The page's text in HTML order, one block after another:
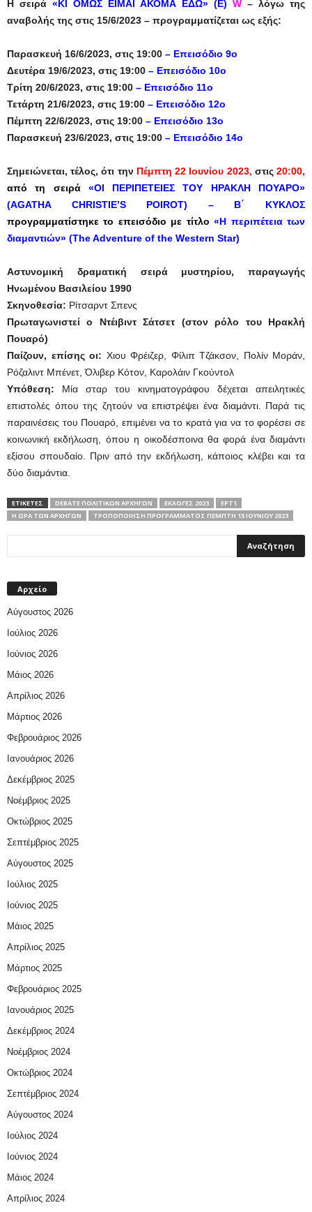
Η σειρά «ΚΙ ΟΜΩΣ ΕΙΜΑΙ ΑΚΟΜΑ ΕΔΩ» (Ε) W – λόγω της
αναβολής της στις 15/6/2023 – προγραμματίζεται ως εξής:
Παρασκευή 16/6/2023, στις 19:00 – Επεισόδιο 9ο
Δευτέρα 19/6/2023, στις 19:00 – Επεισόδιο 10ο
Τρίτη 20/6/2023, στις 19:00 – Επεισόδιο 11ο
Τετάρτη 21/6/2023, στις 19:00 – Επεισόδιο 12ο
Πέμπτη 22/6/2023, στις 19:00 – Επεισόδιο 13ο
Παρασκευή 23/6/2023, στις 19:00 – Επεισόδιο 14ο
Σημειώνεται, τέλος, ότι την Πέμπτη 22 Ιουνίου 2023, στις20:00,
από τη σειρά
«ΟΙ ΠΕΡΙΠΕΤΕΙΕΣ ΤΟΥ ΗΡΑΚΛΗ ΠΟΥΑΡΟ»
(AGATHA CHRISTIE’S POIROT) – Β΄ ΚΥΚΛΟΣ
προγραμματίστηκετο επεισόδιο με τίτλο «Η περιπέτεια των
διαμαντιών» (Τhe Adventure of the Western Star)
Αστυνομική δραματική σειρά μυστηρίου, παραγωγής
Ηνωμένου Βασιλείου 1990
Σκηνοθεσία: Ρίτσαρντ Σπενς
Πρωταγωνιστεί ο Ντέιβιντ Σάτσετ (στον ρόλο του Ηρακλή
Πουαρό)
Παίζουν, επίσης οι: Χιου Φρέιζερ, Φίλιπ Τζάκσον, Πολίν Μοράν,
Ρόζαλιντ Μπένετ, Όλιβερ Κότον, Καρολάιν Γκούντολ
Υπόθεση: Μία σταρ του κινηματογράφου δέχεται απειλητικές
επιστολές όπου της ζητούν να επιστρέψει ένα διαμάντι. Παρά τις
παραινέσεις του Πουαρό, επιμένει να το κρατά για να το φορέσει σε
κοινωνική εκδήλωση, όπου η οικοδέσποινα θα φορά ένα διαμάντι
εξίσου σπουδαίο. Πριν από την εκδήλωση, κάποιος κλέβει και τα
δύο διαμάντια.
ΕΤΙΚΕΤΕΣ DEBATE ΠΟΛΙΤΙΚΏΝ ΑΡΧΗΓΏΝ ΕΚΛΟΓΈΣ 2023
ΕΡΤ1
Η ΩΡΑ ΤΩΝ ΑΡΧΗΓΩΝ
ΤΡΟΠΟΠΟΊΗΣΗ ΠΡΟΓΡΆΜΜΑΤΟΣ ΠΈΜΠΤΗ 15 ΙΟΥΝΊΟΥ 2023
Αρχείο
Αύγουστος 2026
Ιούλιος 2026
Ιούνιος 2026
Μάιος 2026
Απρίλιος 2026
Μάρτιος 2026
Φεβρουάριος 2026
Ιανουάριος 2026
Δεκέμβριος 2025
Νοέμβριος 2025
Οκτώβριος 2025
Σεπτέμβριος 2025
Αύγουστος 2025
Ιούλιος 2025
Ιούνιος 2025
Μάιος 2025
Απρίλιος 2025
Μάρτιος 2025
Φεβρουάριος 2025
Ιανουάριος 2025
Δεκέμβριος 2024
Νοέμβριος 2024
Οκτώβριος 2024
Σεπτέμβριος 2024
Αύγουστος 2024
Ιούλιος 2024
Ιούνιος 2024
Μάιος 2024
Απρίλιος 2024